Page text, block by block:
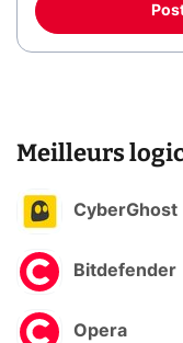
Meilleurs
CyberGhost
Bitdefender
Opera